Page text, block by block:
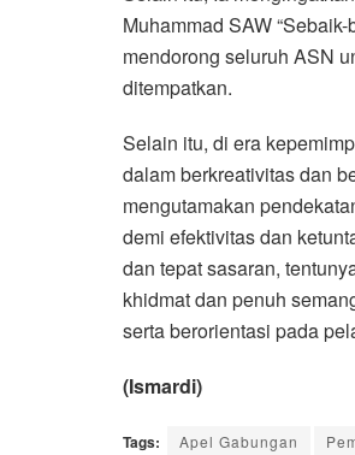
Muhammad SAW
mendorong seluruh ASN
ditempatkan.
Selain itu, di era
dalam berkreativitas dan
mengutamakan
demi efektivitas dan
dan tepat sasaran,
khidmat dan penuh
serta berorientasi pada
(Ismardi)
Tags: Apel Gabungan